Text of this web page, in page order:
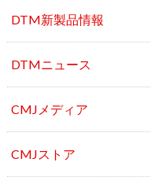
DTMニュース
CMJメディア
CMJストア
お問い合わせ